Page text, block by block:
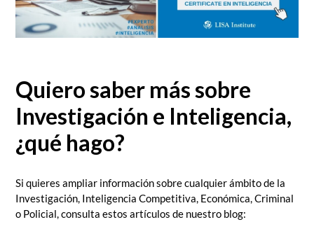
Quiero saber más sobre
Investigación e Inteligencia,
¿qué hago?
Si quieres ampliar información sobre cualquier ámbito de la
Investigación, Inteligencia Competitiva, Económica, Criminal
o Policial, consulta estos artículos de nuestro blog: